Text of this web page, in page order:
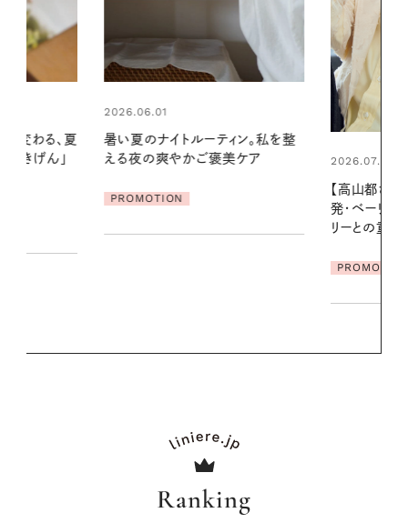
ン。私を整
ケア
2026.07.21
【高山都さんが楽しむデンマーク
発・ベーリングの腕時計】 アクセサ
2026.07.24
る【大人気の
Ranking